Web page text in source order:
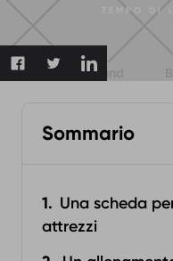
TEMPO DI
Sommario
Una scheda
attrezzi